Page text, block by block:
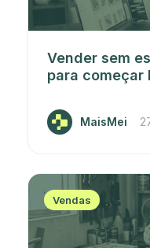
Vender sem
para começar
MaisMei
Vendas